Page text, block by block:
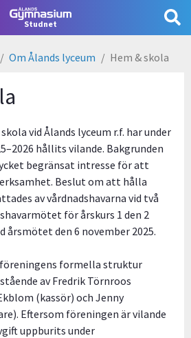
Studnet Användarmeny
Om Ålands lyceum Hem & skola
vid Ålands lyceum r.f. har under
hållits vilande. Bakgrunden
begränsat intresse för att
Beslut om att hålla
av vårdnadshavarna vid två
för årskurs 1 den 2
årsmötet den 6 november 2025.
formella struktur
av Fredrik Törnroos
(kassör) och Jenny
Eftersom föreningen är vilande
uppburits under